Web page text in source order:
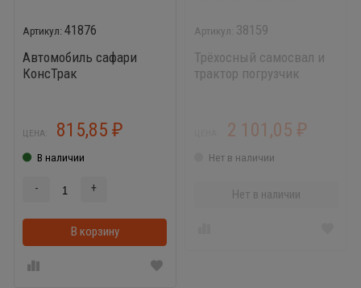
41876
Автомобиль сафари
КонсТрак
ЦЕНА: 815,85 ₽
В наличии
- +
В корзину
38159
Трёхосный самосвал и
трактор погрузчик
2 101,05₽
Нет в наличии
Нет в наличии